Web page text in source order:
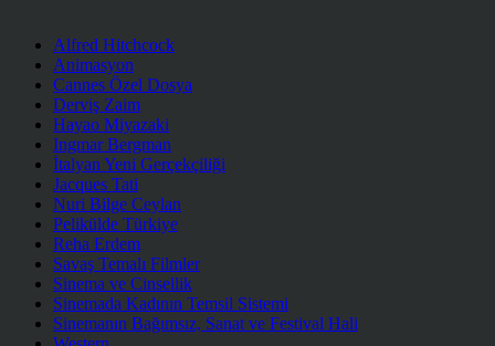
Alfred Hitchcock
Animasyon
Cannes Özel Dosya
Derviş Zaim
Hayao Miyazaki
Ingmar Bergman
İtalyan Yeni Gerçekçiliği
Jacques Tati
Nuri Bilge Ceylan
Pelikülde Türkiye
Reha Erdem
Savaş Temalı Filmler
Sinema ve Cinsellik
Sinemada Kadının Temsil Sistemi
Sinemanın Bağımsız, Sanat ve Festival Hali